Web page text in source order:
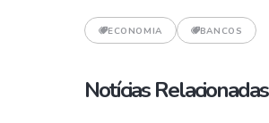
ECONOMIA BANCOS
Notícias Relacionadas